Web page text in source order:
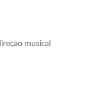
musical